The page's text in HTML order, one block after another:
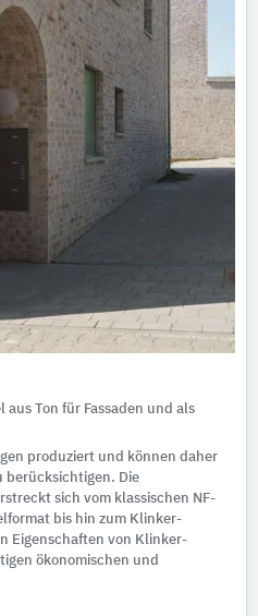
Ton für Fassaden und als
produziert und können daher
berücksichtigen. Die
sich vom klassischen NF-
bis hin zum Klinker-
Eigenschaften von Klinker-
ökonomischen und